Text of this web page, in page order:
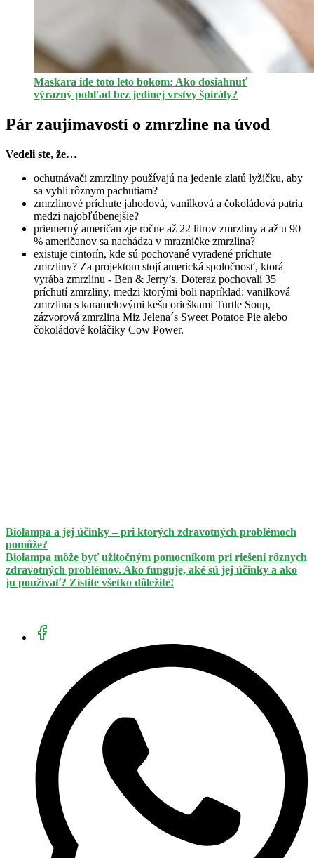
Maskara ide toto leto bokom: Ako dosiahnuť
výrazný pohľad bez jedinej vrstvy špirály?
Pár zaujímavostí o zmrzline na úvod
Vedeli ste, že…
ochutnávači zmrzliny používajú na jedenie zlatú lyžičku, aby
sa vyhli rôznym pachutiam?
zmrzlinové príchute jahodová, vanilková a čokoládová patria
medzi najobľúbenejšie?
priemerný američan zje ročne až 22 litrov zmrzliny a až u 90
% američanov sa nachádza v mrazničke zmrzlina?
existuje cintorín, kde sú pochované vyradené príchute
zmrzliny? Za projektom stojí americká spoločnosť, ktorá
vyrába zmrzlinu - Ben & Jerry’s. Doteraz pochovali 35
príchutí zmrzliny, medzi ktorými boli napríklad: vanilková
zmrzlina s karamelovými kešu orieškami Turtle Soup,
zázvorová zmrzlina Miz Jelena´s Sweet Potatoe Pie alebo
čokoládové koláčiky Cow Power.
Biolampa a jej účinky – pri ktorých zdravotných problémoch
pomôže?
Biolampa môže byť užitočným pomocníkom pri riešení rôznych
zdravotných problémov. Ako funguje, aké sú jej účinky a ako
ju používať? Zistite všetko dôležité!